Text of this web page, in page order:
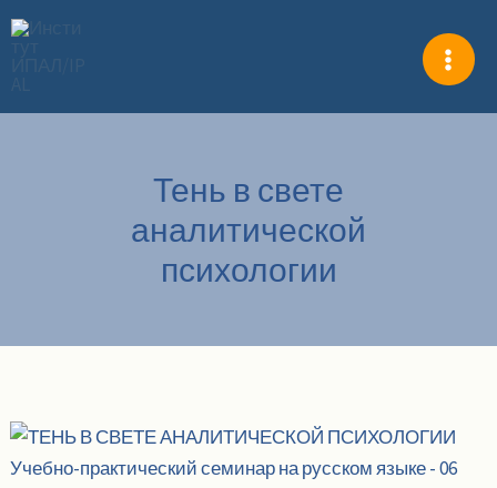
Перейти
Тень в свете
аналитической
психологии